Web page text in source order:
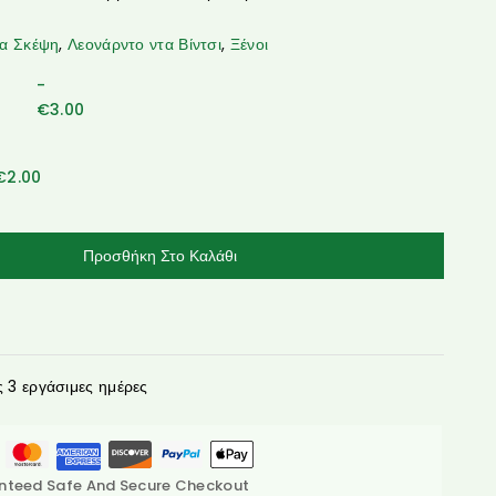
Σκέψη,Λεονάρντο ντα Βίντσι, Ξένοι
-
€3.00
2.00
Προσθήκη Στο Καλάθι
εργάσιμες ημέρες
Safe And Secure Checkout